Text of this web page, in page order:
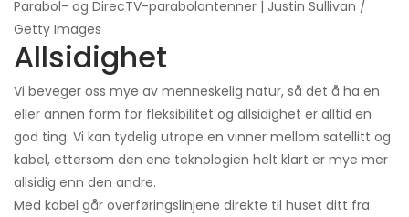
Parabol- og DirecTV-parabolantenner | Justin Sullivan /
Getty Images
Allsidighet
Vi beveger oss mye av menneskelig natur, så det å ha en
eller annen form for fleksibilitet og allsidighet er alltid en
god ting. Vi kan tydelig utrope en vinner mellom satellitt og
kabel, ettersom den ene teknologien helt klart er mye mer
allsidig enn den andre.
Med kabel går overføringslinjene direkte til huset ditt fra